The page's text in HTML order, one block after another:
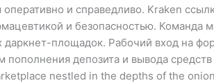
и справедливо. Kraken
и безопасностью. Команда
площадок. Рабочий вход на
депозита и вывода
nestled in the depths of the